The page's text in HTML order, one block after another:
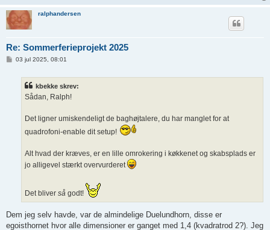
ralphandersen
Re: Sommerferieprojekt 2025
03 jul 2025, 08:01
kbekke skrev:
Sådan, Ralph!
Det ligner umiskendeligt de baghøjtalere, du har manglet for at
quadrofoni-enable dit setup!
Alt hvad der kræves, er en lille omrokering i køkkenet og skabsplads er
jo alligevel stærkt overvurderet
Det bliver så godt!
Dem jeg selv havde, var de almindelige Duelundhorn, disse er
egoisthornet hvor alle dimensioner er ganget med 1,4 (kvadratrod 2?). Jeg